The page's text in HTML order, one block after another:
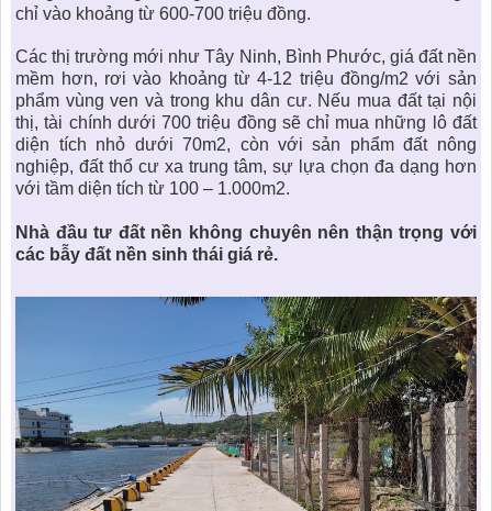
chỉ vào khoảng từ 600-700 triệu đồng.
Các thị trường mới như Tây Ninh, Bình Phước, giá đất nền
mềm hơn, rơi vào khoảng từ 4-12 triệu đồng/m2 với sản
phẩm vùng ven và trong khu dân cư. Nếu mua đất tại nội
thị, tài chính dưới 700 triệu đồng sẽ chỉ mua những lô đất
diện tích nhỏ dưới 70m2, còn với sản phẩm đất nông
nghiệp, đất thổ cư xa trung tâm, sự lựa chọn đa dạng hơn
với tầm diện tích từ 100 – 1.000m2.
Nhà đầu tư đất nền không chuyên nên thận trọng với
các bẫy đất nền sinh thái giá rẻ.